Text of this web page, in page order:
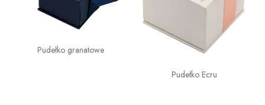
Pudełko granatowe
Pudełko Ecru